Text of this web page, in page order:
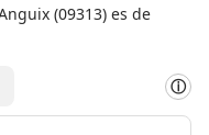
(09313) es de
ⓘ